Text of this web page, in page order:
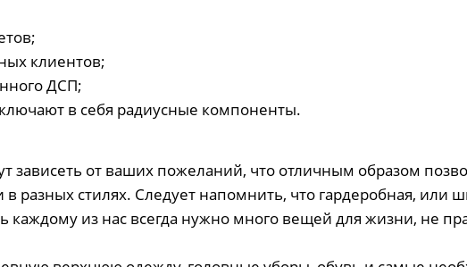
клиентов;
ДСП;
в себя радиусные компоненты.
зависеть от ваших пожеланий, что отличным образом
разных стилях. Следует напомнить, что гардеробная, или
из нас всегда нужно много вещей для жизни, не